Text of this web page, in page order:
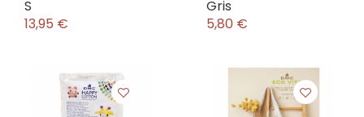
S
13,95 €
Gris
5,80 €